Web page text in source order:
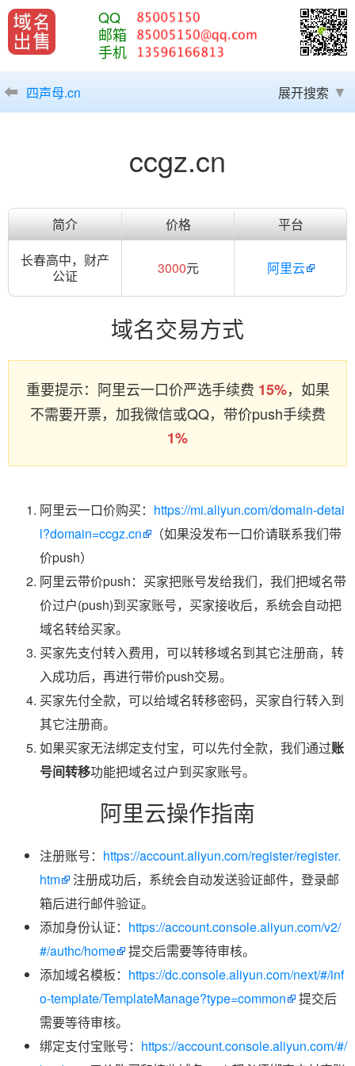
QQ
邮箱
手机
四声母.cn 展开搜索
ccgz.cn
简介 价格
平台
长春高中，财产
公证
3000元 阿里云
域名交易方式
重要提示：阿里云一口价严选手续费 15%，如果
不需要开票，加我微信或QQ，带价push手续费
1%
阿里云一口价购买： https://mi.aliyun.com/domain-detai
l?domain=ccgz.cn
（如果没发布一口价请联系我们带
价push）
阿里云带价push：买家把账号发给我们，我们把域名带
价过户(push)到买家账号，买家接收后，系统会自动把
域名转给买家。
买家先支付转入费用，可以转移域名到其它注册商，转
入成功后，再进行带价push交易。
买家先付全款，可以给域名转移密码，买家自行转入到
其它注册商。
如果买家无法绑定支付宝，可以先付全款，我们通过账
号间转移功能把域名过户到买家账号。
阿里云操作指南
注册账号： https://account.aliyun.com/register/register.
htm
注册成功后，系统会自动发送验证邮件，登录邮
箱后进行邮件验证。
添加身份认证： https://account.console.aliyun.com/v2/
#/authc/home
提交后需要等待审核。
添加域名模板： https://dc.console.aliyun.com/next/#/inf
o-template/TemplateManage?type=common
提交后
需要等待审核。
绑定支付宝账号： https://account.console.aliyun.com/#/